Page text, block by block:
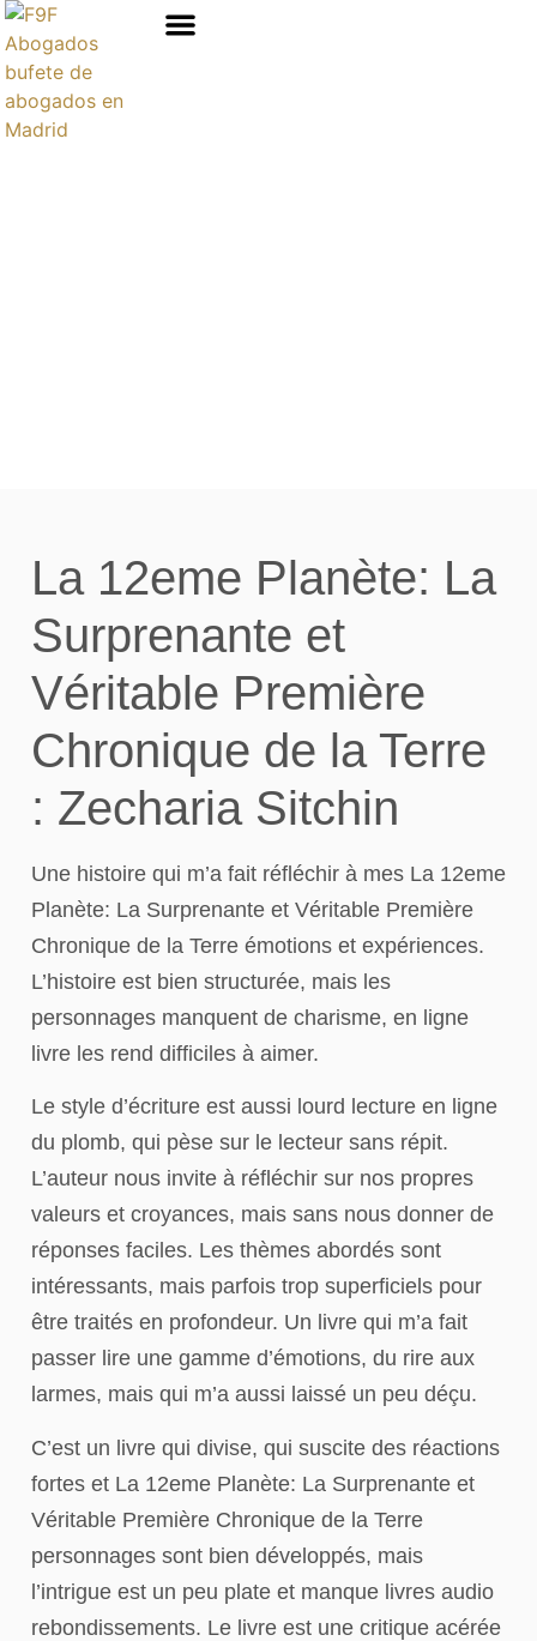
La 12eme Planète: La
Surprenante et
Véritable Première
Chronique de la Terre
: Zecharia Sitchin
Une histoire qui m’a fait réfléchir à mes La 12eme
Planète: La Surprenante et Véritable Première
Chronique de la Terre émotions et expériences.
L’histoire est bien structurée, mais les
personnages manquent de charisme, en ligne
livre les rend difficiles à aimer.
Le style d’écriture est aussi lourd lecture en ligne
du plomb, qui pèse sur le lecteur sans répit.
L’auteur nous invite à réfléchir sur nos propres
valeurs et croyances, mais sans nous donner de
réponses faciles. Les thèmes abordés sont
intéressants, mais parfois trop superficiels pour
être traités en profondeur. Un livre qui m’a fait
passer lire une gamme d’émotions, du rire aux
larmes, mais qui m’a aussi laissé un peu déçu.
C’est un livre qui divise, qui suscite des réactions
fortes et La 12eme Planète: La Surprenante et
Véritable Première Chronique de la Terre
personnages sont bien développés, mais
l’intrigue est un peu plate et manque livres audio
rebondissements. Le livre est une critique acérée